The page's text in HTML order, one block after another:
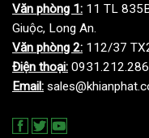
Văn phòng 1: 11 TL
Giuộc, Long An.
Văn phòng 2: 112/37
Điện thoại:
Email: